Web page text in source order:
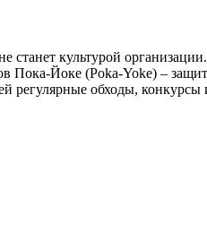
станет культурой организации.
Пока-Йоке (Poka-Yoke) –
обходы, конкурсы